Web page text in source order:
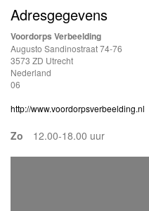
Adresgegevens
Voordorps Verbeelding
Augusto Sandinostraat 74-76
3573 ZD Utrecht
Nederland
06
http://www.voordorpsverbeelding.nl
Zo 12.00-18.00 uur